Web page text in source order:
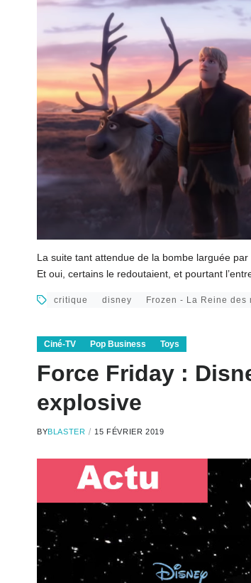
La suite tant attendue de la bombe larguée
Et oui, certains le redoutaient, et pourtant
critique disney Frozen - La Reine des
Ciné-TV Pop Business Toys
Force Friday :
explosive
BYBLASTER 15 FÉVRIER 2019